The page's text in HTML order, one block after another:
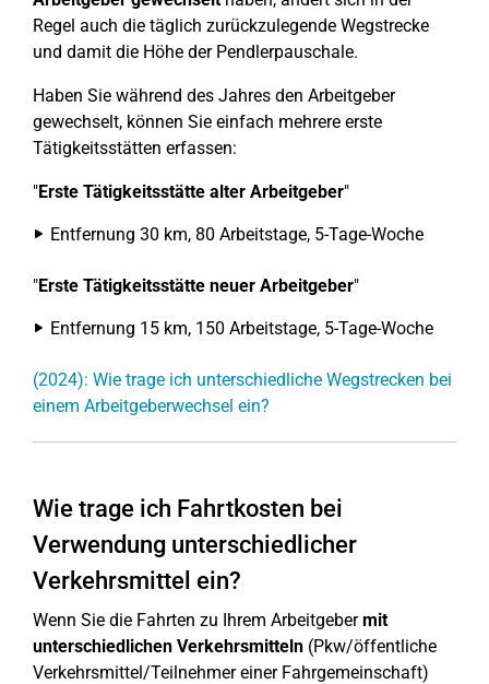
Regel auch die täglich zurückzulegende Wegstrecke
und damit die Höhe der Pendlerpauschale.
Haben Sie während des Jahres den Arbeitgeber
gewechselt, können Sie einfach mehrere erste
Tätigkeitsstätten erfassen:
"Erste Tätigkeitsstätte alter Arbeitgeber"
Entfernung 30 km, 80 Arbeitstage, 5-Tage-Woche
"Erste Tätigkeitsstätte neuer Arbeitgeber"
Entfernung 15 km, 150 Arbeitstage, 5-Tage-Woche
(2024): Wie trage ich unterschiedliche Wegstrecken bei
einem Arbeitgeberwechsel ein?
Wie trage ich Fahrtkosten bei
Verwendung unterschiedlicher
Verkehrsmittel ein?
Wenn Sie die Fahrten zu Ihrem Arbeitgebermit
unterschiedlichen Verkehrsmitteln (Pkw/öffentliche
Verkehrsmittel/Teilnehmer einer Fahrgemeinschaft)